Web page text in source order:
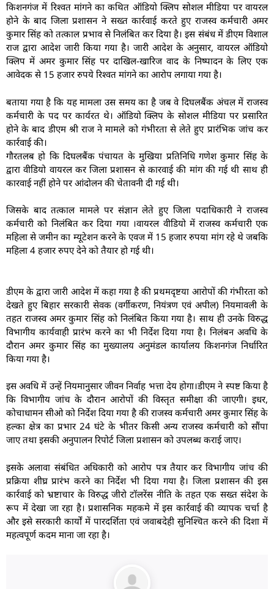
किशनगंज में रिश्वत मांगने का कथित ऑडियो क्लिप सोशल मीडिया पर वायरल
होने के बाद जिला प्रशासन ने सख्त कार्रवाई करते हुए राजस्व कर्मचारी अमर
कुमार सिंह को तत्काल प्रभाव से निलंबित कर दिया है। इस संबंध में डीएम विशाल
राज द्वारा आदेश जारी किया गया है। जारी आदेश के अनुसार, वायरल ऑडियो
क्लिप में अमर कुमार सिंह पर दाखिल-खारिज वाद के निष्पादन के लिए एक
आवेदक से 15 हजार रुपये रिश्वत मांगने का आरोप लगाया गया है।
बताया गया है कि यह मामला उस समय का है जब वे दिघलबैंक अंचल में राजस्व
कर्मचारी के पद पर कार्यरत थे। ऑडियो क्लिप के सोशल मीडिया पर प्रसारित
होने के बाद डीएम श्री राज ने मामले को गंभीरता से लेते हुए प्रारंभिक जांच कर
कार्रवाई की।
गौरतलब हो कि दिघलबैंक पंचायत के मुखिया प्रतिनिधि गणेश कुमार सिंह के
द्वारा वीडियो वायरल कर जिला प्रशासन से कारवाई की मांग की गई थी साथ ही
कारवाई नहीं होने पर आंदोलन की चेतावनी दी गई थी।
जिसके बाद तत्काल मामले पर संज्ञान लेते हुए जिला पदाधिकारी ने राजस्व
कर्मचारी को निलंबित कर दिया गया ।वायरल वीडियो में राजस्व कर्मचारी एक
महिला से जमीन का म्यूटेशन करने के एवज में 15 हजार रुपया मांग रहे थे जबकि
महिला 4 हजार रुपए देने को तैयार हो गई थी।
डीएम के द्वारा जारी आदेश में कहा गया है की प्रथमदृष्टया आरोपों की गंभीरता को
देखते हुए बिहार सरकारी सेवक (वर्गीकरण, नियंत्रण एवं अपील) नियमावली के
तहत राजस्व अमर कुमार सिंह को निलंबित किया गया है। साथ ही उनके विरुद्ध
विभागीय कार्यवाही प्रारंभ करने का भी निर्देश दिया गया है। निलंबन अवधि के
दौरान अमर कुमार सिंह का मुख्यालय अनुमंडल कार्यालय किशनगंज निर्धारित
किया गया है।
इस अवधि में उन्हें नियमानुसार जीवन निर्वाह भत्ता देय होगा।डीएम ने स्पष्ट किया है
कि विभागीय जांच के दौरान आरोपों की विस्तृत समीक्षा की जाएगी। इधर,
कोचाधामन सीओ को निर्देश दिया गया है की राजस्व कर्मचारी अमर कुमार सिंह के
हल्का क्षेत्र का प्रभार 24 घंटे के भीतर किसी अन्य राजस्व कर्मचारी को सौंपा
जाए तथा इसकी अनुपालन रिपोर्ट जिला प्रशासन को उपलब्ध कराई जाए।
इसके अलावा संबंधित अधिकारी को आरोप पत्र तैयार कर विभागीय जांच की
प्रक्रिया शीघ्र प्रारंभ करने का निर्देश भी दिया गया है। जिला प्रशासन की इस
कार्रवाई को भ्रष्टाचार के विरुद्ध जीरो टॉलरेंस नीति के तहत एक सख्त संदेश के
रूप में देखा जा रहा है। प्रशासनिक महकमे में इस कार्रवाई की व्यापक चर्चा है
और इसे सरकारी कार्यों में पारदर्शिता एवं जवाबदेही सुनिश्चित करने की दिशा में
महत्वपूर्ण कदम माना जा रहा है।